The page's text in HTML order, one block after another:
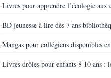
·Livres pour apprendre l’écologie aux
·BD jeunesse à lire dès 7 ans
·Mangas pour collégiens disponibles
·Livres drôles pour enfants 8 10 ans :